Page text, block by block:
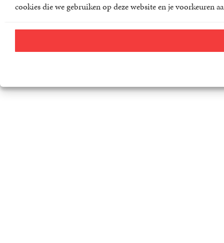
cookies die we gebruiken op deze website en je voorkeuren